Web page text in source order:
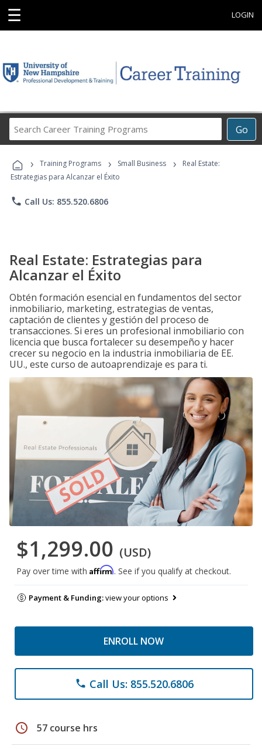
☰ LOGIN
Go
Career
Programs
› Training Programs › Small Business ›
Real Estate:
Estrategias para Alcanzar el Éxito
phone Call Us: 855.520.6806
Real Estate: Estrategias para
Alcanzar el Éxito
Obtén formación esencial en fundamentos del sector
inmobiliario, marketing, estrategias de ventas,
captación de clientes y gestión del proceso de
transacciones. Si eres un profesional inmobiliario con
licencia que busca fortalecer su desempeño y hacer
crecer su negocio en la industria inmobiliaria de EE.
UU., este curso de autoaprendizaje es para ti.
$1,299.00 (USD)
Pay over time with Affirm. See if you qualify at checkout.
Payment & Funding:view your options
ENROLL NOW
phone Call Us: 855.520.6806
schedule 57 course hrs